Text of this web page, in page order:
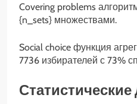
Covering problems
{n_sets} множествами.
Social choice функция
7736 избирателей с 73%